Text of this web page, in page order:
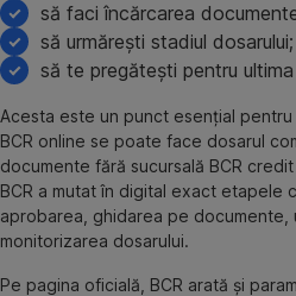
să faci încărcarea
să urmărești stadiul dosarului;
să te pregătești pentru
Acesta este un punct esențial
BCR online se poate face dosarul
documente fără sucursală BCR
BCR a mutat în digital exact etapele
aprobarea, ghidarea pe documente,
monitorizarea dosarului.
Pe pagina oficială, BCR arată și